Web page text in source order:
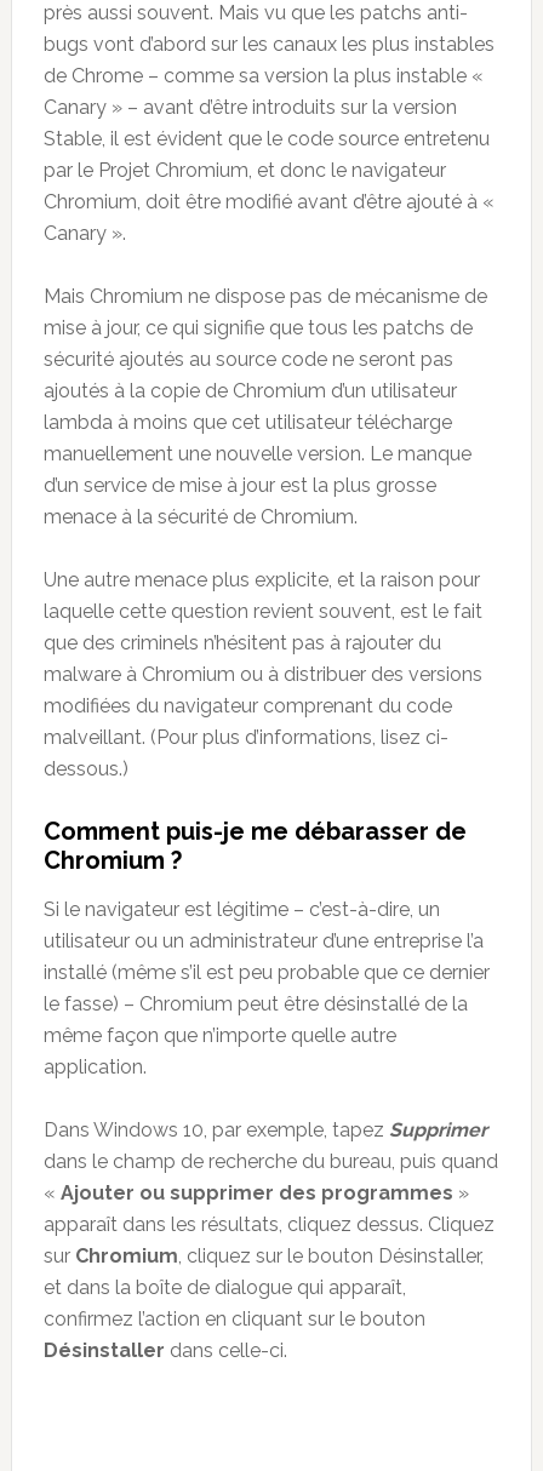
près aussi souvent. Mais vu que les patchs anti-
bugs vont d’abord sur les canaux les plus instables
de Chrome – comme sa version la plus instable «
Canary » – avant d’être introduits sur la version
Stable, il est évident que le code source entretenu
par le Projet Chromium, et donc le navigateur
Chromium, doit être modifié avant d’être ajouté à «
Canary ».
Mais Chromium ne dispose pas de mécanisme de
mise à jour, ce qui signifie que tous les patchs de
sécurité ajoutés au source code ne seront pas
ajoutés à la copie de Chromium d’un utilisateur
lambda à moins que cet utilisateur télécharge
manuellement une nouvelle version. Le manque
d’un service de mise à jour est la plus grosse
menace à la sécurité de Chromium.
Une autre menace plus explicite, et la raison pour
laquelle cette question revient souvent, est le fait
que des criminels n’hésitent pas à rajouter du
malware à Chromium ou à distribuer des versions
modifiées du navigateur comprenant du code
malveillant. (Pour plus d’informations, lisez ci-
dessous.)
Comment puis-je me débarasser de
Chromium ?
Si le navigateur est légitime – c’est-à-dire, un
utilisateur ou un administrateur d’une entreprise l’a
installé (même s’il est peu probable que ce dernier
le fasse) – Chromium peut être désinstallé de la
même façon que n’importe quelle autre
application.
Dans Windows 10, par exemple, tapez Supprimer
dans le champ de recherche du bureau, puis quand
« Ajouter ou supprimer des programmes »
apparaît dans les résultats, cliquez dessus. Cliquez
sur Chromium, cliquez sur le bouton Désinstaller,
et dans la boîte de dialogue qui apparaît,
confirmez l’action en cliquant sur le bouton
Désinstaller dans celle-ci.